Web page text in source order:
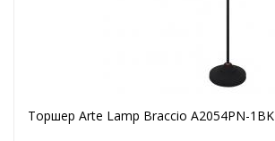
Торшер Arte Lamp Braccio A2054PN-1BK